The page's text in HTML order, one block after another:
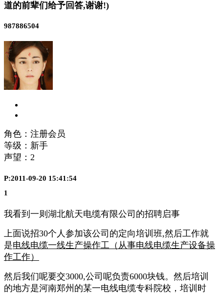
道的前辈们给予回答,谢谢!)
987886504
角色：注册会员
等级：新手
声望： 2
P:2011-09-20 15:41:54
1
我看到一则湖北航天电缆有限公司的招聘启事
上面说招30个人参加该公司的定向培训班,然后工作就
是电线电缆一线生产操作工（从事电线电缆生产设备操
作工作）
然后我们呢要交3000,公司呢负责6000块钱。然后培训
的地方是河南郑州的某一电线电缆专科院校，培训时